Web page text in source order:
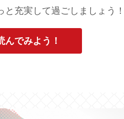
充実して過ごしましょう！
んでみよう！